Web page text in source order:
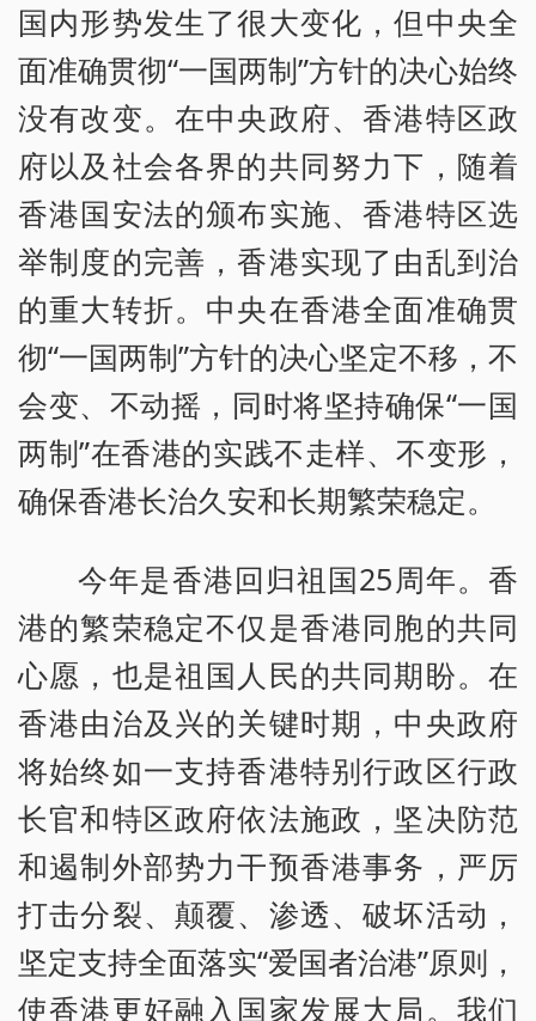
国内形势发生了很大变化，但中央全
面准确贯彻“一国两制”方针的决心始终
没有改变。在中央政府、香港特区政
府以及社会各界的共同努力下，随着
香港国安法的颁布实施、香港特区选
举制度的完善，香港实现了由乱到治
的重大转折。中央在香港全面准确贯
彻“一国两制”方针的决心坚定不移，不
会变、不动摇，同时将坚持确保“一国
两制”在香港的实践不走样、不变形，
确保香港长治久安和长期繁荣稳定。
今年是香港回归祖国25周年。香
港的繁荣稳定不仅是香港同胞的共同
心愿，也是祖国人民的共同期盼。在
香港由治及兴的关键时期，中央政府
将始终如一支持香港特别行政区行政
长官和特区政府依法施政，坚决防范
和遏制外部势力干预香港事务，严厉
打击分裂、颠覆、渗透、破坏活动，
坚定支持全面落实“爱国者治港”原则，
使香港更好融入国家发展大局。我们